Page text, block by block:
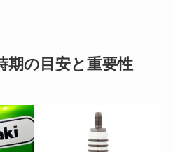
期の目安と重要性